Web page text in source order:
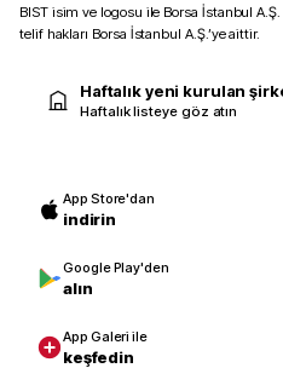
BIST isim ve logosu ile Borsa İstanbul
telif hakları Borsa İstanbul A.Ş.’ye aittir.
Haftalık yeni kurulan
Haftalık listeye göz atın
App Store'dan
indirin
Google Play'den
alın
App Galeri ile
keşfedin